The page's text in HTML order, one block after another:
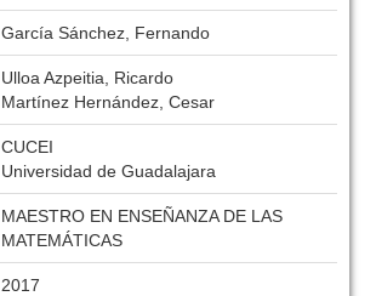
García Sánchez, Fernando
Ulloa Azpeitia, Ricardo
Martínez Hernández, Cesar
CUCEI
Universidad de Guadalajara
MAESTRO EN ENSEÑANZA DE LAS
MATEMÁTICAS
2017